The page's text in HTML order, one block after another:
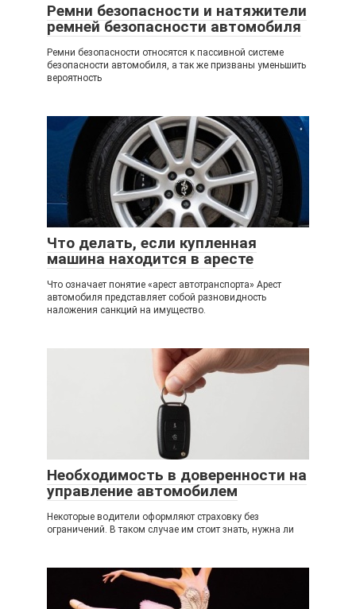
Ремни безопасности и натяжители
ремней безопасности автомобиля
Ремни безопасности относятся к пассивной системе
безопасности автомобиля, а так же призваны уменьшить
вероятность
Что делать, если купленная
машина находится в аресте
Что означает понятие «арест автотранспорта» Арест
автомобиля представляет собой разновидность
наложения санкций на имущество.
Необходимость в доверенности на
управление автомобилем
Некоторые водители оформляют страховку без
ограничений. В таком случае им стоит знать, нужна ли